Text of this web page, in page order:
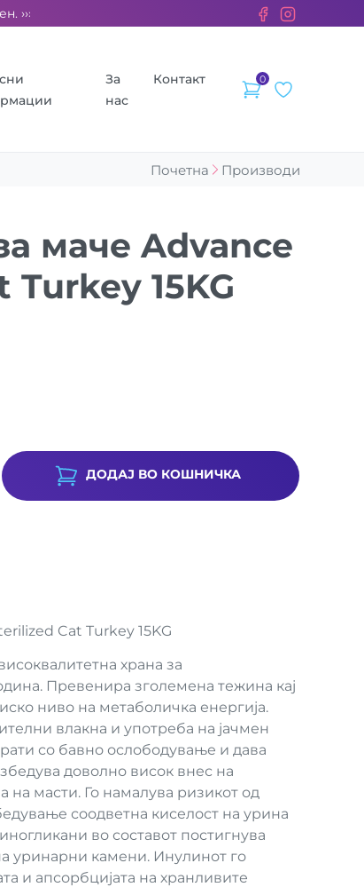
2% од секоја сметка се донираат за бездомните
За
нас
Контакт 0
Почетна Производи
маче Advance
15KG
ДОДАЈ ВО КОШНИЧКА
Cat Turkey 15KG
храна за
Превенира зголемена тежина кај
ниво на метаболичка енергија.
влакна и употреба на јачмен
со бавно ослободување и дава
доволно висок внес на
масти. Го намалува ризикот од
соодветна киселост на урина
во составот постигнува
уринарни камени. Инулинот го
и апсорбцијата на хранливите